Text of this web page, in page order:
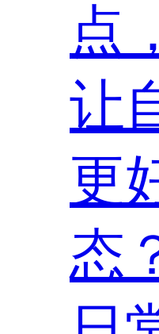
点
让
更
态